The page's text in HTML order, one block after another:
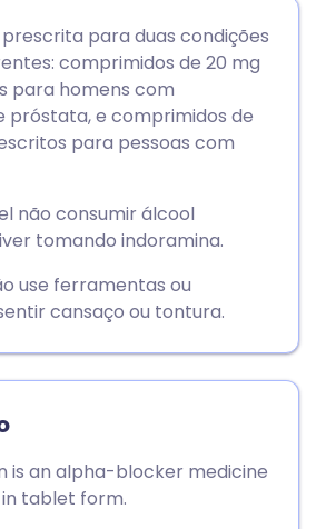
no Facebook
via LinkedIn
via X
via WhatsApp
🇩🇪 Deutsch
Español 🇫🇷 Français
Italiano 🇵🇹
हिन्दी
🇸🇦 عربي
para duas condições
comprimidos de 20 mg
para homens com
próstata, e comprimidos de
para pessoas com
não consumir álcool
tomando indoramina.
use ferramentas ou
cansaço ou tontura.
is an alpha-blocker medicine
tablet form.